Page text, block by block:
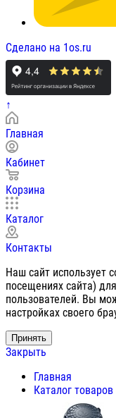
Сделано на 1os.ru
↑
Главная
Кабинет
Корзина
Каталог
Контакты
Наш сайт использует
посещениях сайта)
пользователей. Вы
настройках своего
Принять
Закрыть
Главная
Каталог товаров